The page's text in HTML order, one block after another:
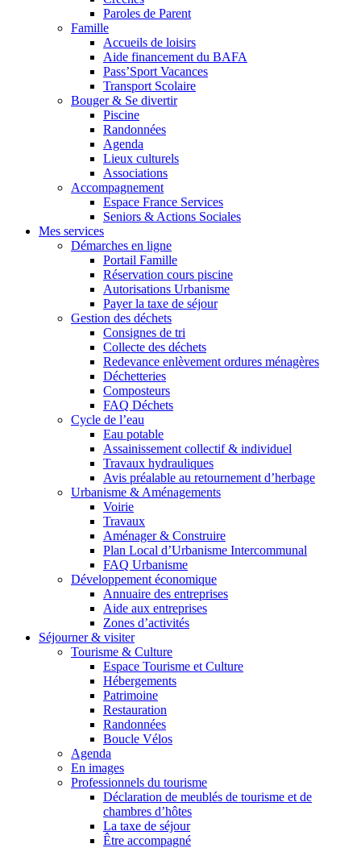
Paroles de Parent
Famille
Accueils de loisirs
Aide financement du BAFA
Pass’Sport Vacances
Transport Scolaire
Bouger & Se divertir
Piscine
Randonnées
Agenda
Lieux culturels
Associations
Accompagnement
Espace France Services
Seniors & Actions Sociales
Mes services
Démarches en ligne
Portail Famille
Réservation cours piscine
Autorisations Urbanisme
Payer la taxe de séjour
Gestion des déchets
Consignes de tri
Collecte des déchets
Redevance enlèvement ordures ménagères
Déchetteries
Composteurs
FAQ Déchets
Cycle de l’eau
Eau potable
Assainissement collectif & individuel
Travaux hydrauliques
Avis préalable au retournement d’herbage
Urbanisme & Aménagements
Voirie
Travaux
Aménager & Construire
Plan Local d’Urbanisme Intercommunal
FAQ Urbanisme
Développement économique
Annuaire des entreprises
Aide aux entreprises
Zones d’activités
Séjourner & visiter
Tourisme & Culture
Espace Tourisme et Culture
Hébergements
Patrimoine
Restauration
Randonnées
Boucle Vélos
Agenda
En images
Professionnels du tourisme
Déclaration de meublés de tourisme et de
chambres d’hôtes
La taxe de séjour
Être accompagné